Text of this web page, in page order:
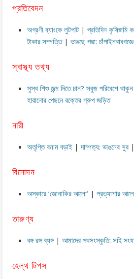
প্রতিবেদন
অগ্রণী ব্যাংকে লুটপাট| প্রতিদিন
টাকার সম্পত্তি| ভাঙছে পদ্মা:
স্বাস্থ্য তথ্য
সুস্থ শিশু জন্ম দিতে চান? সবুজ পরিবেশে থাকুন
হারানোর পেছনে রক্তের গ্রুপ জড়িত
নারী
অতৃপ্তি বনাম বড়াই|দাম্পত্য: ভাঙনের সুর|
বিনোদন
অস্কারে ‘জোনাকির আলো’| প্রত্যাশার আলে
তারুণ্য
বঙ্গ রঙ্গ ব্যঙ্গ| আমাদের পথসংস্কৃতি: সহি
হেল্থ টিপস